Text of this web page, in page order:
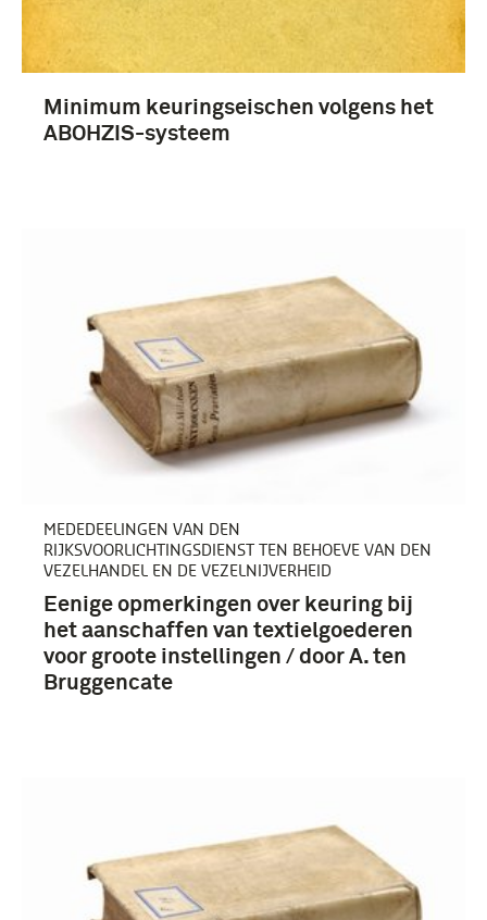
Minimum keuringseischen volgens het
ABOHZIS-systeem
MEDEDEELINGEN VAN DEN
RIJKSVOORLICHTINGSDIENST TEN BEHOEVE VAN DEN
VEZELHANDEL EN DE VEZELNIJVERHEID
Eenige opmerkingen over keuring bij
het aanschaffen van textielgoederen
voor groote instellingen / door A. ten
Bruggencate